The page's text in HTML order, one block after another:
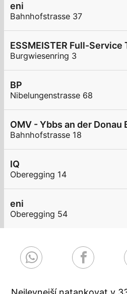
eni
Bahnhofstrasse 37
Burgwiesenring 3
BP
Nibelungenstrasse 68
Bahnhofstrasse 18
IQ
Oberegging 14
eni
Oberegging 54